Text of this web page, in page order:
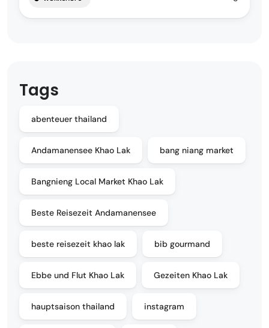
Tags
abenteuer thailand
Andamanensee Khao Lak bang niang market
Bangnieng Local Market Khao Lak
Beste Reisezeit Andamanensee
beste reisezeit khao lak bib gourmand
Ebbe und Flut Khao Lak Gezeiten Khao Lak
hauptsaison thailand instagram